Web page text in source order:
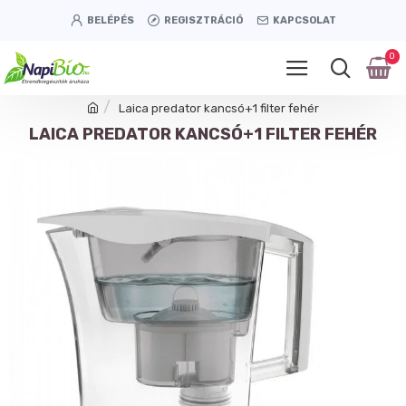
BELÉPÉS REGISZTRÁCIÓ KAPCSOLAT
0
Laica predator kancsó+1 filter fehér
LAICA PREDATOR KANCSÓ+1 FILTER FEHÉR